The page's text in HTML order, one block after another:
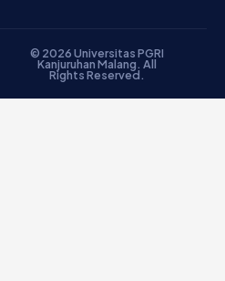
© 2026 Universitas PGRI
Kanjuruhan Malang. All
Rights Reserved.